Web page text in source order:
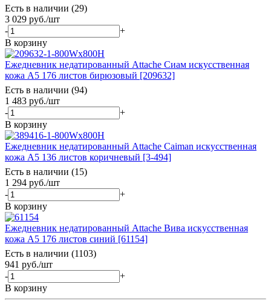
Есть в наличии (29)
3 029 руб./шт
-
+
В корзину
Ежедневник недатированный Attache Сиам искусственная
кожа А5 176 листов бирюзовый [209632]
Есть в наличии (94)
1 483 руб./шт
-
+
В корзину
Ежедневник недатированный Attache Caiman искусственная
кожа А5 136 листов коричневый [3-494]
Есть в наличии (15)
1 294 руб./шт
-
+
В корзину
Ежедневник недатированный Attache Вива искусственная
кожа А5 176 листов синий [61154]
Есть в наличии (1103)
941 руб./шт
-
+
В корзину